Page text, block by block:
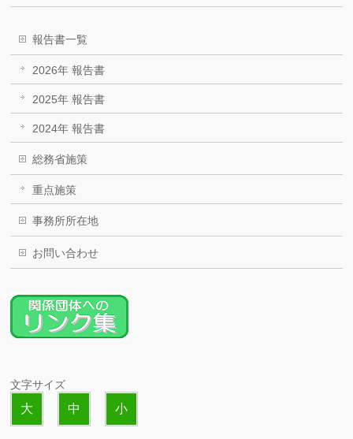
報告書一覧
2026年 報告書
2025年 報告書
2024年 報告書
総務省施策
重点施策
事務所所在地
お問い合わせ
文字サイズ
大 中 小